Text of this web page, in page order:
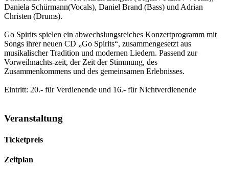
Daniela Schürmann(Vocals), Daniel Brand (Bass) und Adrian
Christen (Drums).
Go Spirits spielen ein abwechslungsreiches Konzertprogramm mit
Songs ihrer neuen CD „Go Spirits“, zusammengesetzt aus
musikalischer Tradition und modernen Liedern. Passend zur
Vorweihnachts-zeit, der Zeit der Stimmung, des
Zusammenkommens und des gemeinsamen Erlebnisses.
Eintritt: 20.- für Verdienende und 16.- für Nichtverdienende
Veranstaltung
Ticketpreis
Zeitplan